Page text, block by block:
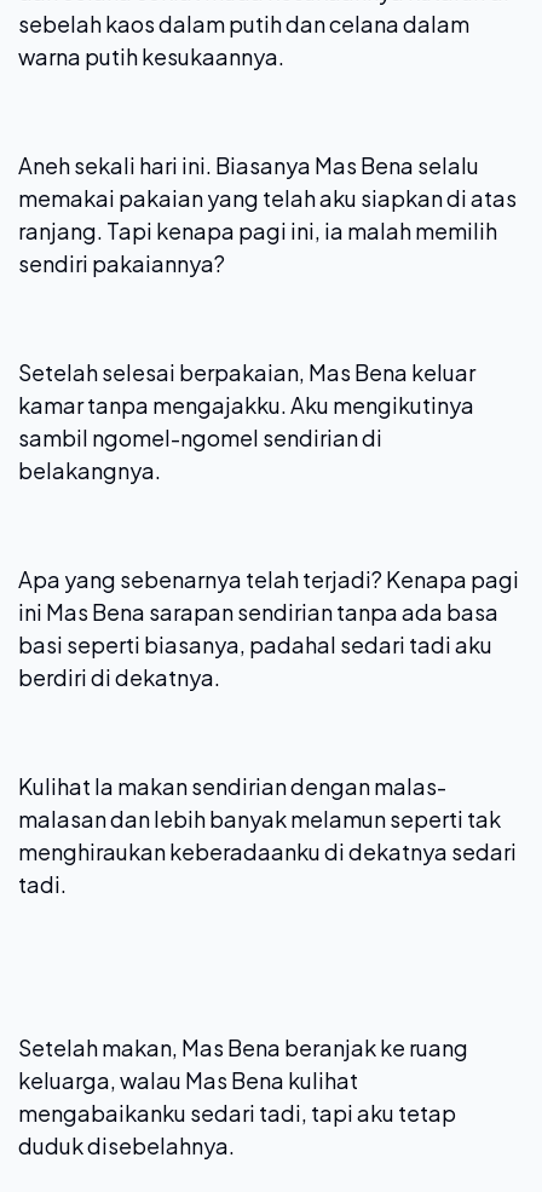
sebelah kaos dalam putih dan celana dalam
warna putih kesukaannya.
Aneh sekali hari ini. Biasanya Mas Bena selalu
memakai pakaian yang telah aku siapkan di atas
ranjang. Tapi kenapa pagi ini, ia malah memilih
sendiri pakaiannya?
Setelah selesai berpakaian, Mas Bena keluar
kamar tanpa mengajakku. Aku mengikutinya
sambil ngomel-ngomel sendirian di
belakangnya.
Apa yang sebenarnya telah terjadi? Kenapa pagi
ini Mas Bena sarapan sendirian tanpa ada basa
basi seperti biasanya, padahal sedari tadi aku
berdiri di dekatnya.
Kulihat Ia makan sendirian dengan malas-
malasan dan lebih banyak melamun seperti tak
menghiraukan keberadaanku di dekatnya sedari
tadi.
Setelah makan, Mas Bena beranjak ke ruang
keluarga, walau Mas Bena kulihat
mengabaikanku sedari tadi, tapi aku tetap
duduk disebelahnya.